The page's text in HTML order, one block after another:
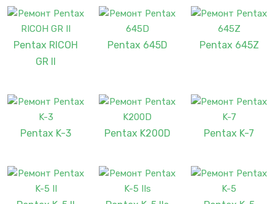
Pentax RICOH
GR II
Pentax 645D Pentax 645Z
Pentax K-3 Pentax K200D Pentax K-7